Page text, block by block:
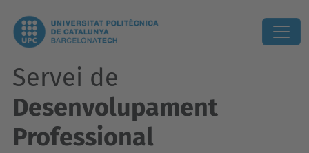
Servei de
Desenvolupament
Professional